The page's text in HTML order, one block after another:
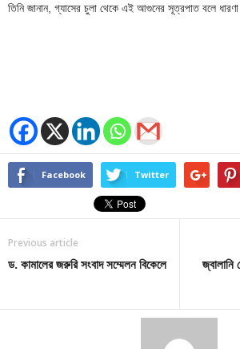
তিনি জানান, গ্যাসের চুলা থেকে এই আগুনের সূত্রপাত বলে
Facebook Twitter
Previous article
ড. কামালের জরুরি সংবাদ সম্মেলন বিকেলে
জ্বালানি